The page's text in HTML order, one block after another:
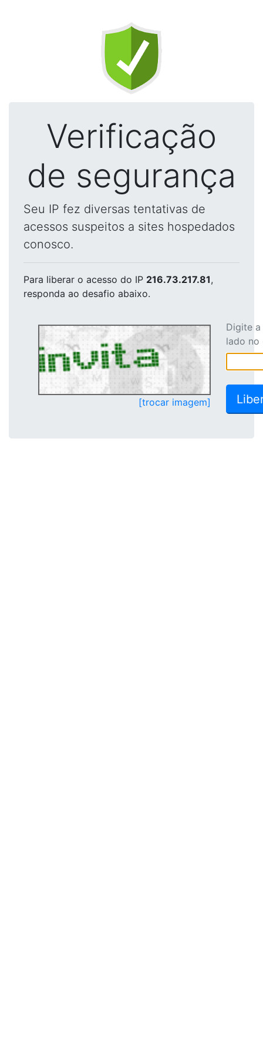
Verificação
de segurança
Seu IP fez diversas tentativas de
acessos suspeitos a sites hospedados
conosco.
Para liberar o acesso do IP 216.73.217.81,
responda ao desafio abaixo.
[trocar imagem]
Digite
lado no